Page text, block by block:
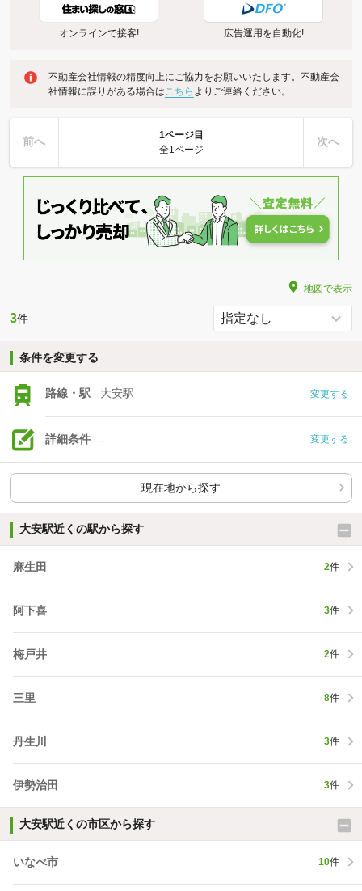
オンラインで接客! 広告運用を自動化!
不動産会社情報の精度向上にご協力をお願いいたします。不動産会
社情報に誤りがある場合はこちら よりご連絡ください。
前へ
1ページ目
全1ページ
次へ
地図で表示
3件
条件を変更する
路線・駅 大安駅 変更する
詳細条件 - 変更する
現在地から探す
大安駅近くの駅から探す
麻生田 2件
阿下喜 3件
梅戸井 2件
三里 8件
丹生川 3件
伊勢治田 3件
大安駅近くの市区から探す
いなべ市 10件